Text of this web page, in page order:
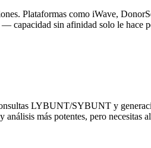
Plataformas como iWave,
capacidad sin afinidad solo le hace
LYBUNT/SYBUNT y
más potentes, pero necesitas